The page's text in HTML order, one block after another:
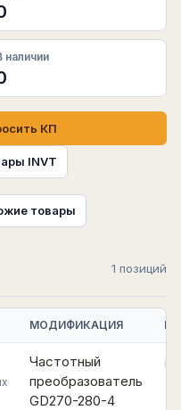
наличии
КП
INVT
товары
1 позиций
МОДИФИКАЦИЯ
Частотный
преобразователь
GD270-280-4